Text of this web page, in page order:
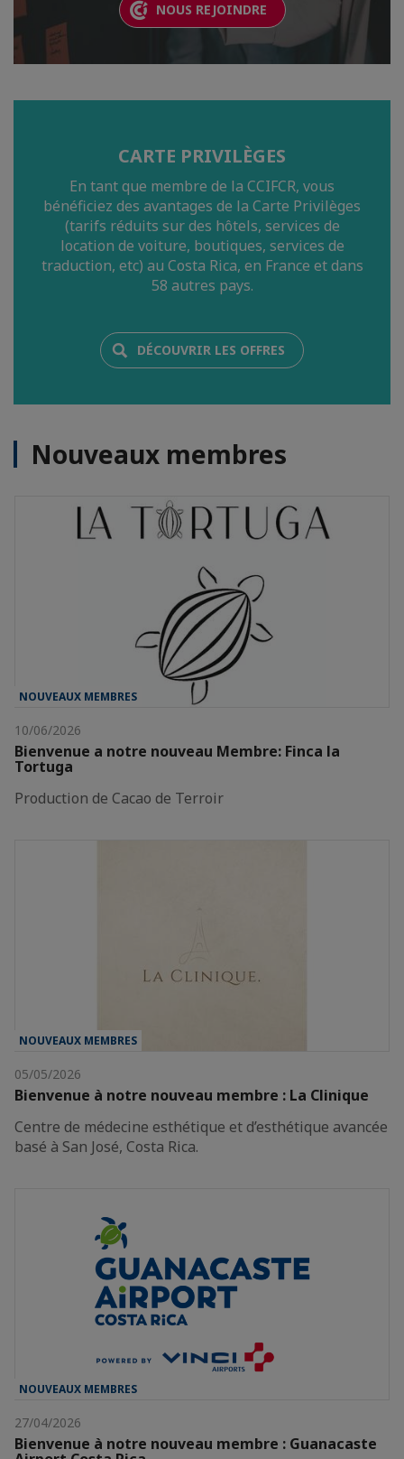
NOUS REJOINDRE
CARTE PRIVILÈGES
En tant que membre de la CCIFCR, vous
bénéficiez des avantages de la Carte Privilèges
(tarifs réduits sur des hôtels, services de
location de voiture, boutiques, services de
traduction, etc) au Costa Rica, en France et dans
58 autres pays.
DÉCOUVRIR LES OFFRES
Nouveaux membres
NOUVEAUX MEMBRES
10/06/2026
Bienvenue a notre nouveau Membre: Finca la
Tortuga
Production de Cacao de Terroir
NOUVEAUX MEMBRES
05/05/2026
Bienvenue à notre nouveau membre : La Clinique
Centre de médecine esthétique et d’esthétique avancée
basé à San José, Costa Rica.
NOUVEAUX MEMBRES
27/04/2026
Bienvenue à notre nouveau membre : Guanacaste